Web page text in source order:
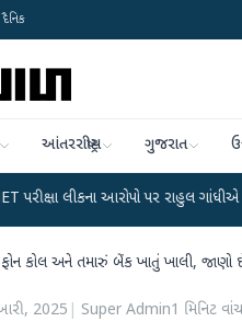
આંતરરાષ્ટ્રીય ગુજરાત
આરોપો પર રાહુલ ગાંધીએ કેન્દ્ર પર પ્રહાર
કોલ અને તમારું બેંક ખાતું ખાલી, જાણો
2025 Super Admin1 મિનિટ